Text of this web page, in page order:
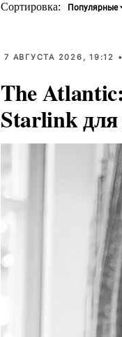
Сортировка:
7 АВГУСТА 2026, 19:12 •
The
Starlink для